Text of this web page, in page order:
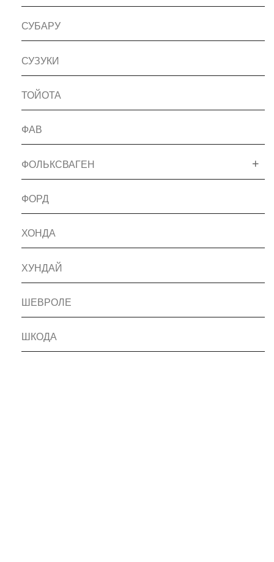
СУБАРУ
СУЗУКИ
ТОЙОТА
ФАВ
ФОЛЬКСВАГЕН
ФОРД
ХОНДА
ХУНДАЙ
ШЕВРОЛЕ
ШКОДА